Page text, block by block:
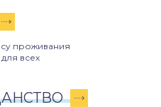
проживания
всех